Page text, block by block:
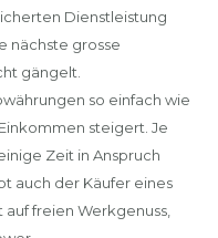
Dienstleistung
nächste grosse
gängelt.
so einfach wie
steigert. Je
Zeit in Anspruch
auch der Käufer eines
freien Werkgenuss,